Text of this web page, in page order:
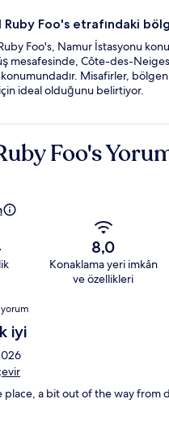
Foo's etrafındaki
Foo's, Namur İstasyonu
mesafesinde, Côte-des-
Misafirler,
ideal olduğunu belirtiyor.
Foo's
8,0
Konaklama yeri imkân
ve özellikleri
iyi
place, a bit out of the way